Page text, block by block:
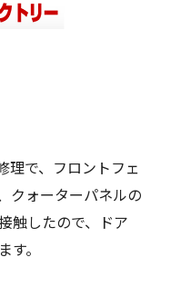
理で、フロントフェ
クォーターパネルの
触したので、ドア
。